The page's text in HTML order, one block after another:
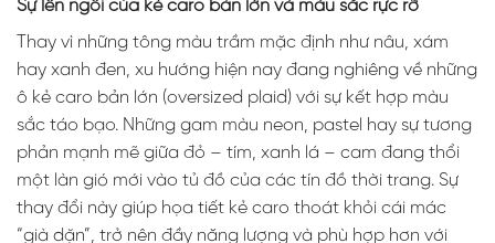
Sự lên ngôi của kẻ caro bản lớn và màu sắc rực rỡ
Thay vì những tông màu trầm mặc định như nâu, xám
hay xanh đen, xu hướng hiện nay đang nghiêng về những
ô kẻ caro bản lớn (oversized plaid) với sự kết hợp màu
sắc táo bạo. Những gam màu neon, pastel hay sự tương
phản mạnh mẽ giữa đỏ – tím, xanh lá – cam đang thổi
một làn gió mới vào tủ đồ của các tín đồ thời trang. Sự
thay đổi này giúp họa tiết kẻ caro thoát khỏi cái mác
“già dặn”, trở nên đầy năng lượng và phù hợp hơn với